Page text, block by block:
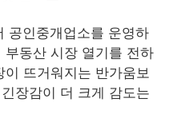
공인중개업소를 운영하
동산 시장 열기를 전하
뜨거워지는 반가움보
장감이 더 크게 감도는